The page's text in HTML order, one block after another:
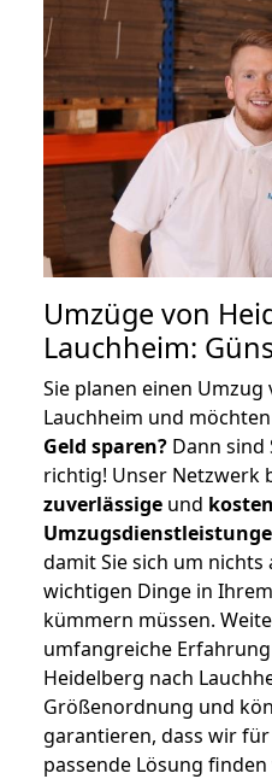
Umzüge von
Lauchheim:
Sie planen einen
Lauchheim und
Geld sparen? Dann sind
richtig! Unser Netzwerk
zuverlässige und
damit Sie sich um nichts
wichtigen Dinge in
kümmern müssen.
umfangreiche
Heidelberg nach
Größenordnung und
garantieren, dass wir
passende Lösung